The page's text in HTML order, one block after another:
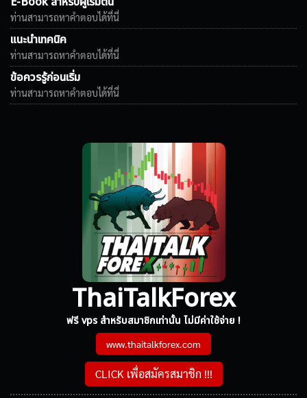
ท่านสามารถหาคำตอบได้ที่นี่
แนะนำเทคนิค
ท่านสามารถหาคำตอบได้ที่นี่
ข้อควรรู้ก่อนเริ่ม
ท่านสามารถหาคำตอบได้ที่นี่
ThaiTalkForex
ฟรี vps สำหรับสมาชิกเท่านั้น ไม่มีค่าใช้จ่าย !
www.thaitalkforex.com
CLICK เพื่อสมัครสมาชิก !!!